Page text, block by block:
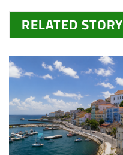
RELATED STORY